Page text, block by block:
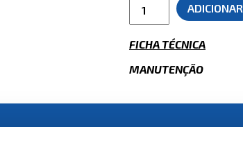
ADICIONAR
FICHA TÉCNICA
MANUTENÇÃO